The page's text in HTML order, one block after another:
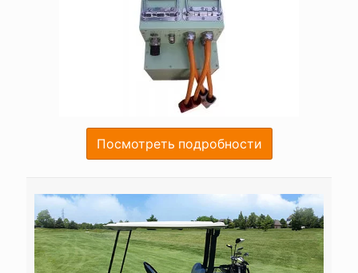
Посмотреть подробности